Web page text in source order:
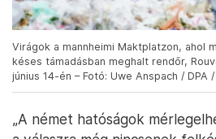
Virágok a mannheimi Maktplatzon, ahol
késes támadásban meghalt rendőr,
június 14-én – Fotó: Uwe Anspach / DPA /
„A német hatóságok